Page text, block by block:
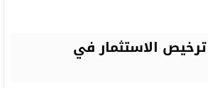
الاستثمار في